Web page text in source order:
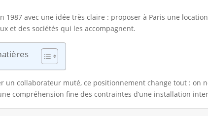
1987 avec une idée très claire : proposer à Paris une
et des sociétés qui les accompagnent.
un collaborateur muté, ce positionnement change tout : on
compréhension fine des contraintes d’une installation